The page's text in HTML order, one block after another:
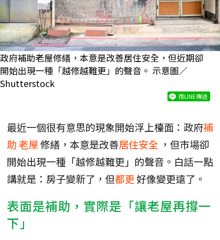
政府補助老屋修繕，本意是改善居住安全，但近期卻
開始出現一種「越修越難更」的聲音。 示意圖／
Shutterstock
用LINE傳送
最近一個很有意思的現象開始浮上檯面：政府補
助老屋修繕，本意是改善居住安全 ，但市場卻
開始出現一種「越修越難更」的聲音。白話一點
講就是：房子變新了，但都更好像變更遠了。
表面是補助，實際是「讓老屋再撐一
下」